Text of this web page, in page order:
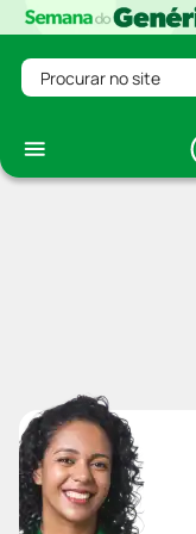
Procurar no site